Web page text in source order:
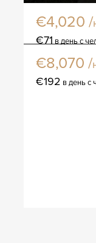
€4,020 /
€71 в день с
Вилла
€8,070 /
€192 в день с